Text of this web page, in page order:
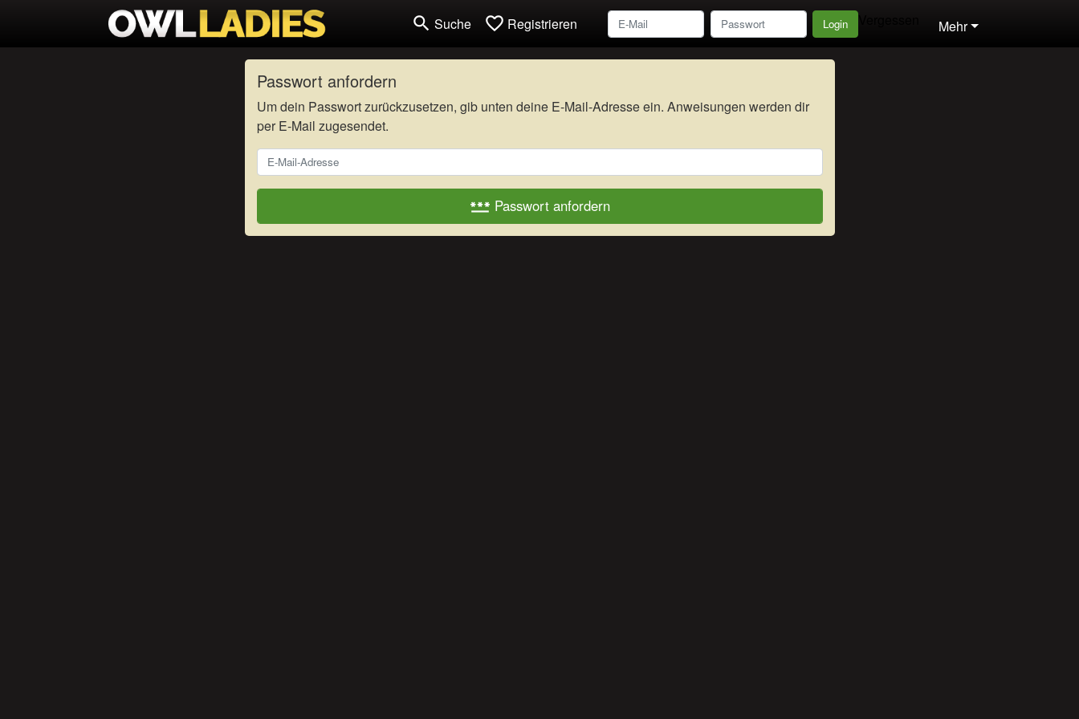
search Suche favorite_border Registrieren Login Mehr
Passwort anfordern
Um dein Passwort zurückzusetzen, gib unten deine E-Mail-Adresse ein. Anweisungen werden dir
per E-Mail zugesendet.
password Passwort anfordern